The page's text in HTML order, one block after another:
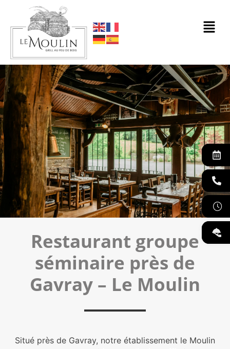
Restaurant groupe
séminaire près de
Gavray – Le Moulin
Situé près de Gavray, notre établissement le Moulin